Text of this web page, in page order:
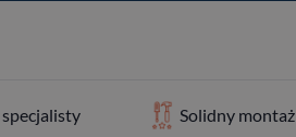
Solidny montaż